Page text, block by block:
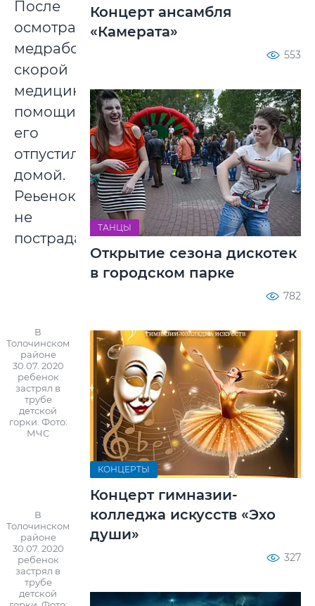
После
осмотра
медработниками
скорой
медицинской
помощи
его
отпустили
домой.
Реьенок
не
пострадал.
В
Толочинском
районе
30.07. 2020
ребенок
застрял в
трубе
детской
горки. Фото:
МЧС
В
Толочинском
районе
30.07. 2020
ребенок
застрял в
трубе
детской
Концерт ансамбля
«Камерата»
553
ТАНЦЫ
Открытие сезона дискотек
в городском парке
782
КОНЦЕРТЫ
Концерт гимназии-
колледжа искусств «Эхо
души»
327